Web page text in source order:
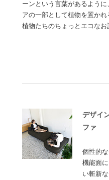
ーンという言葉があるよう
アの一部として植物を置か
植物たちのちょっとエコな
デザイ
ファ
個性的
機能面
い斬新